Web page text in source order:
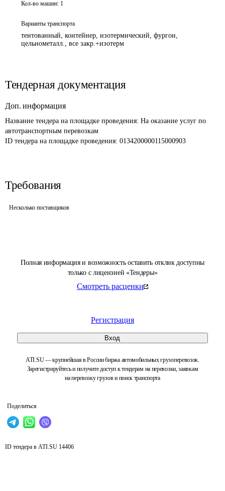
Полная информация и возможность оставить отклик доступны
только с лицензией «Тендеры»
Смотреть расценки
Регистрация
Вход
ATI.SU — крупнейшая в России биржа автомобильных грузоперевозок.
Зарегистрируйтесь и получите доступ к тендерам на перевозки, заявкам
на перевозку грузов и поиск транспорта
Поделиться
Кол-во машин: 1
Варианты транспорта
тентованный, контейнер, изотермический, фургон,
цельнометалл., все закр.+изотерм
Тендерная документация
Доп. информация
Название тендера на площадке проведения: На оказание услуг по
автотранспортным перевозкам
ID тендера на площадке проведения: 0134200000115000903
Требования
Несколько поставщиков
ID тендера в ATI.SU 14406